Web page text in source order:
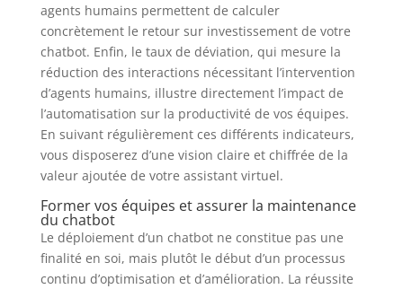
agents humains permettent de calculer
concrètement le retour sur investissement de votre
chatbot. Enfin, le taux de déviation, qui mesure la
réduction des interactions nécessitant l’intervention
d’agents humains, illustre directement l’impact de
l’automatisation sur la productivité de vos équipes.
En suivant régulièrement ces différents indicateurs,
vous disposerez d’une vision claire et chiffrée de la
valeur ajoutée de votre assistant virtuel.
Former vos équipes et assurer la maintenance
du chatbot
Le déploiement d’un chatbot ne constitue pas une
finalité en soi, mais plutôt le début d’un processus
continu d’optimisation et d’amélioration. La réussite